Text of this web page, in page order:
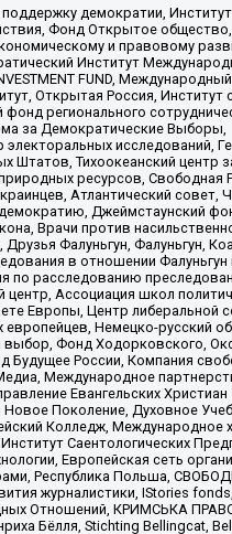
демократии,
Фонд Открытое
и правовому
Институт
FUND, Международный
Открытая Россия, Институт
регионального
за Демократические Выборы,
исследований,
Штатов, Тихоокеанский центр
ресурсов, Свободная
Атлантический совет,
Джеймстаунский
Врачи против
Фалуньгун, Фалуньгун,
в отношении Фалуньгун
по расследованию
центр, Ассоциация школ
Европы, Центр либеральной
Немецко-русский
выбор, Фонд Ходорковского,
Будущее России, Компания
Международное
Евангельских Христиан
Поколение, Духовное
Колледж, Международное
Саентологических
Европейская сеть
Республика Польша,
журналистики, IStories
Отношений, КРИМСЬКА
Бёлля, Stichting Bellingcat,